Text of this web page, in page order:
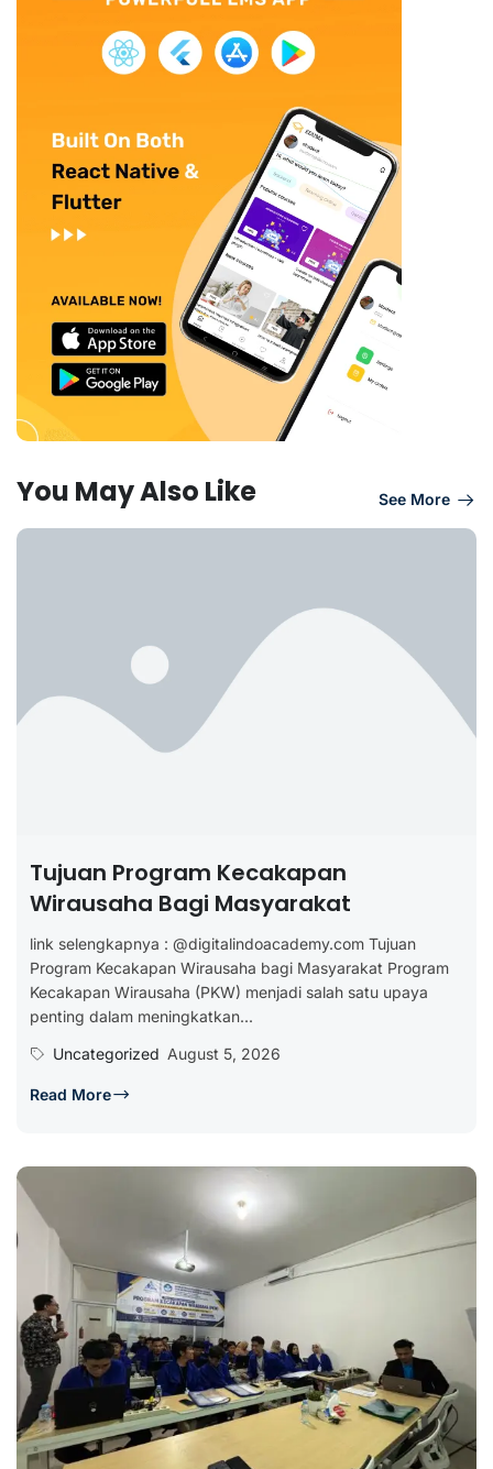
You May Also Like See More
Tujuan Program Kecakapan
Wirausaha Bagi Masyarakat
link selengkapnya : @digitalindoacademy.com Tujuan
Program Kecakapan Wirausaha bagi Masyarakat Program
Kecakapan Wirausaha (PKW) menjadi salah satu upaya
penting dalam meningkatkan...
Uncategorized August 5, 2026
Read More